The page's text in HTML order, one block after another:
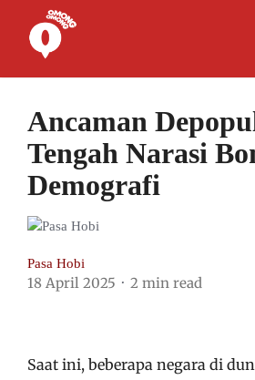
Ancaman
Tengah Narasi
Demografi
Pasa Hobi
18 April 2025 2 min read
Saat ini, beberapa negara di